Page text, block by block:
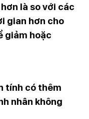
là so với các
gian hơn cho
giảm hoặc
tính có thêm
nhân không